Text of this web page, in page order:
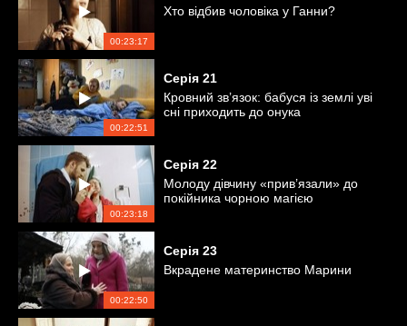
00:23:17
Хто відбив чоловіка у Ганни?
00:22:51
Серія 21
Кровний зв’язок: бабуся із землі уві
сні приходить до онука
00:23:18
Серія 22
Молоду дівчину «прив’язали» до
покійника чорною магією
00:22:50
Серія 23
Вкрадене материнство Марини